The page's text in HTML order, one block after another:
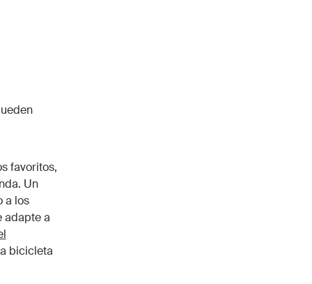
favoritos,
Un
a los
adapte a
bicicleta